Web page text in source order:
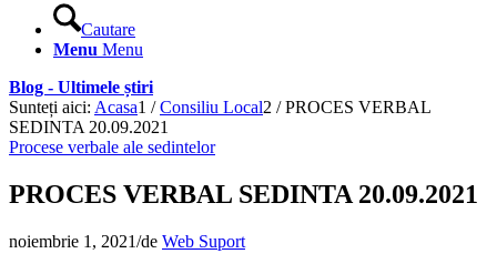
Cautare
Menu Menu
Blog - Ultimele știri
Sunteți aici: Acasa1 / Consiliu Local2 / PROCES VERBAL
SEDINTA 20.09.2021
Procese verbale ale sedintelor
PROCES VERBAL SEDINTA 20.09.2021
noiembrie 1, 2021/de Web Suport